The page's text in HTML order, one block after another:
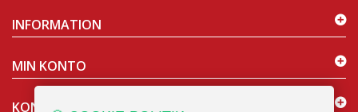
INFORMATION
MIN KONTO
KONTAKT OS